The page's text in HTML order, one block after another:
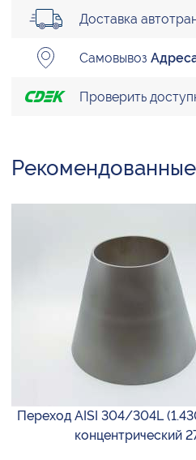
Доставка
Самовывоз
Проверить
Переход AISI 304/304L
концентрический